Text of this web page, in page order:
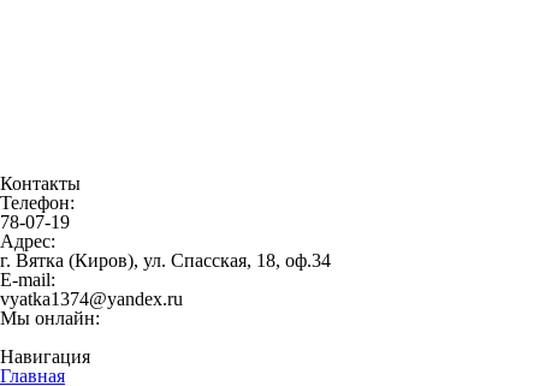
Контакты
Телефон:
78-07-19
Адрес:
г. Вятка (Киров), ул. Спасская, 18, оф.34
E-mail:
vyatka1374@yandex.ru
Мы онлайн:
Навигация
Главная